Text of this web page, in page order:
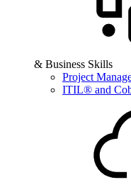
& Business Skills
Project
ITIL® and